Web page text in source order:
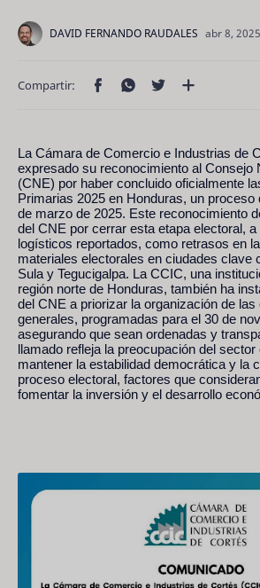
La Cámara de Comercio e Industrias de
expresado su reconocimiento al Consejo
(CNE) por haber concluido oficialmente
Primarias 2025 en Honduras, un proceso
de marzo de 2025. Este reconocimiento
del CNE por cerrar esta etapa electoral,
logísticos reportados, como retrasos en
materiales electorales en ciudades clave
Sula y Tegucigalpa. La CCIC, una
región norte de Honduras, también ha
del CNE a priorizar la organización de las
generales, programadas para el 30 de
asegurando que sean ordenadas y
llamado refleja la preocupación del
mantener la estabilidad democrática y la
proceso electoral, factores que
fomentar la inversión y el desarrollo